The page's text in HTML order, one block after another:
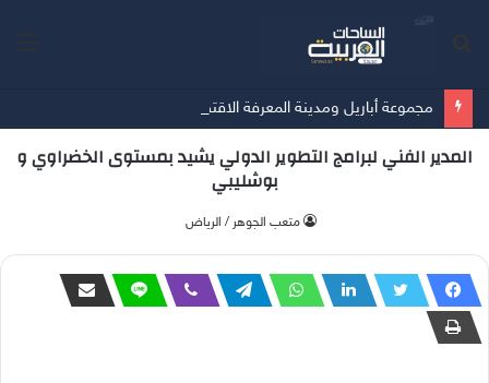
المدير الفني لبرامج التطوير الدولي يشيد بمستوى الخضراوي و
بوشليبي
متعب الجوهر / الرياض